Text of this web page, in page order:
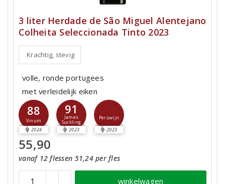
3 liter Herdade de São Miguel Alentejano
Colheita Seleccionada Tinto 2023
Krachtig, stevig
volle, ronde portugees
met verleidelijk eiken
88
Vinum
2024
91
James
Suckling
2023
Perswijn
2023
55,90
vanaf 12 flessen 51,24 per fles
winkelwagen